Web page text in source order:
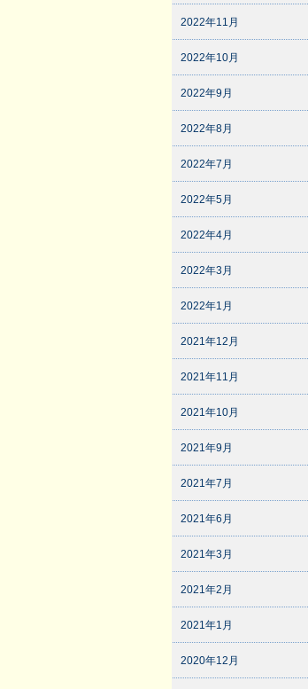
2022年11月
2022年10月
2022年9月
2022年8月
2022年7月
2022年5月
2022年4月
2022年3月
2022年1月
2021年12月
2021年11月
2021年10月
2021年9月
2021年7月
2021年6月
2021年3月
2021年2月
2021年1月
2020年12月